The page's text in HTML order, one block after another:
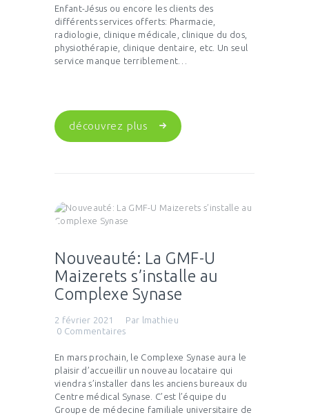
Enfant-Jésus ou encore les clients des
différents services offerts: Pharmacie,
radiologie, clinique médicale, clinique du dos,
physiothérapie, clinique dentaire, etc. Un seul
service manque terriblement…
découvrez plus
Nouveauté: La GMF-U
Maizerets s’installe au
Complexe Synase
2 février 2021 Par lmathieu
0 Commentaires
En mars prochain, le Complexe Synase aura le
plaisir d’accueillir un nouveau locataire qui
viendra s’installer dans les anciens bureaux du
Centre médical Synase. C’est l’équipe du
Groupe de médecine familiale universitaire de